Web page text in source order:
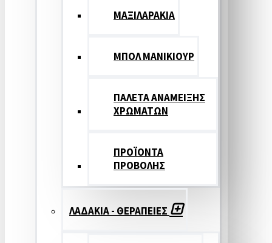
ΜΑΞΙΛΑΡΑΚΙΑ
ΜΠΟΛ ΜΑΝΙΚΙΟΥΡ
ΠΑΛΕΤΑ ΑΝΑΜΕΙΞΗΣ
ΧΡΩΜΑΤΩΝ
ΠΡΟΪΟΝΤΑ
ΠΡΟΒΟΛΗΣ
ΛΑΔΑΚΙΑ - ΘΕΡΑΠΕΙΕΣ